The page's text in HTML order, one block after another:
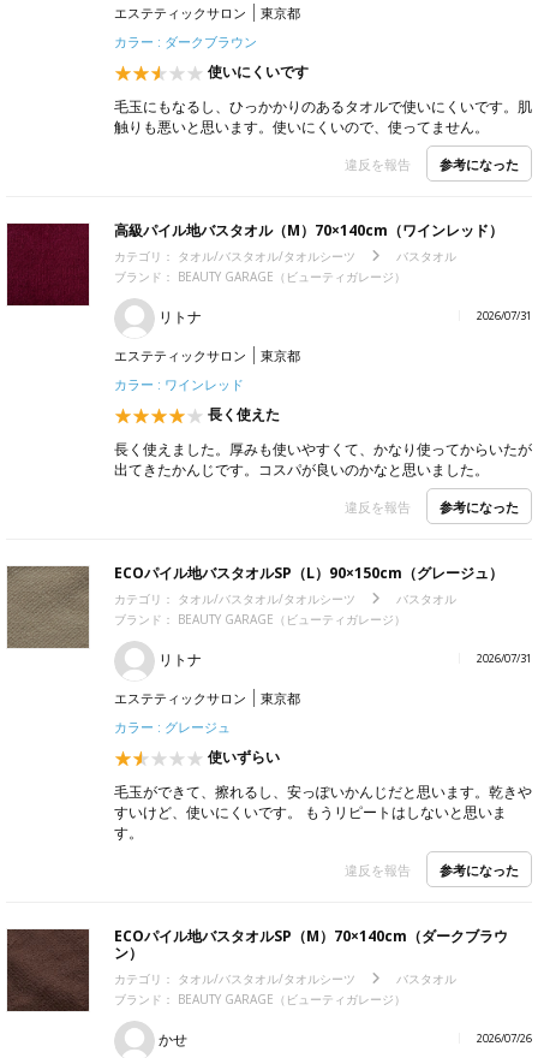
エステティックサロン
東京都
カラー : ダークブラウン
使いにくいです
毛玉にもなるし、ひっかかりのあるタオルで使いにくいです。肌
触りも悪いと思います。使いにくいので、使ってません。
違反を報告 参考になった
高級パイル地バスタオル（M）70×140cm（ワインレッド）
カテゴリ： タオル/バスタオル/タオルシーツ
バスタオル
ブランド： BEAUTY GARAGE（ビューティガレージ）
リトナ 2026/07/31
エステティックサロン
東京都
カラー : ワインレッド
長く使えた
長く使えました。厚みも使いやすくて、かなり使ってからいたが
出てきたかんじです。コスパが良いのかなと思いました。
違反を報告 参考になった
ECOパイル地バスタオルSP（L）90×150cm（グレージュ）
カテゴリ： タオル/バスタオル/タオルシーツ
バスタオル
ブランド： BEAUTY GARAGE（ビューティガレージ）
リトナ 2026/07/31
エステティックサロン
東京都
カラー : グレージュ
使いずらい
毛玉ができて、擦れるし、安っぽいかんじだと思います。乾きや
すいけど、使いにくいです。 もうリピートはしないと思いま
す。
違反を報告 参考になった
ECOパイル地バスタオルSP（M）70×140cm（ダークブラウ
ン）
カテゴリ： タオル/バスタオル/タオルシーツ
バスタオル
ブランド： BEAUTY GARAGE（ビューティガレージ）
かせ 2026/07/26